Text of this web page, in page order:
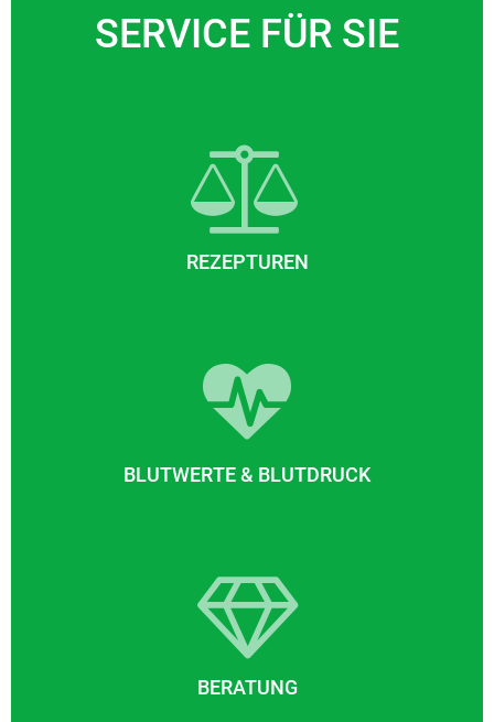
SERVICE FÜR SIE
REZEPTUREN
BLUTWERTE & BLUTDRUCK
BERATUNG